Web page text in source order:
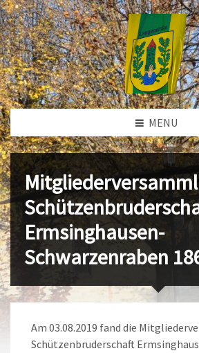
MENU
Ermsinghausen-
Schwarzenraben
Am 03.08.2019 fand die
Schützenbruderschaft